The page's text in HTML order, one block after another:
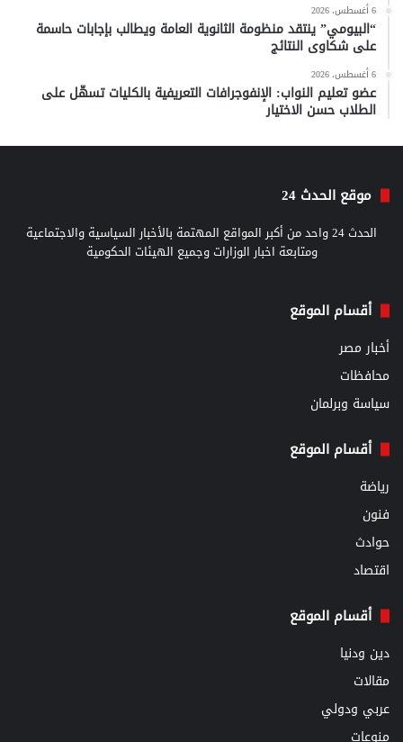
6 أغسطس، 2026
“البيومي” ينتقد منظومة الثانوية العامة ويطالب بإجابات حاسمة
على شكاوى النتائج
6 أغسطس، 2026
عضو تعليم النواب: الإنفوجرافات التعريفية بالكليات تسهّل على
الطلاب حسن الاختيار
موقع الحدث 24
الحدث 24 واحد من أكبر المواقع المهتمة بالأخبار السياسية والاجتماعية
ومتابعة اخبار الوزارات وجميع الهيئات الحكومية
أقسام الموقع
أخبار مصر
محافظات
سياسة وبرلمان
أقسام الموقع
رياضة
فنون
حوادث
اقتصاد
أقسام الموقع
دين ودنيا
مقالات
عربي ودولي
منوعات